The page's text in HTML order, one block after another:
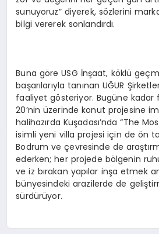
sunuyoruz” diyerek, sözlerini
bilgi vererek sonlandırdı.
Buna göre USG İnşaat, köklü
başarılarıyla tanınan UĞUR
faaliyet gösteriyor. Bugüne kadar
20’nin üzerinde konut projesine
halihazırda Kuşadası’nda “The
isimli yeni villa projesi için de ön
Bodrum ve çevresinde de
ederken; her projede bölgenin
ve iz bırakan yapılar inşa etmek
bünyesindeki arazilerde de
sürdürüyor.